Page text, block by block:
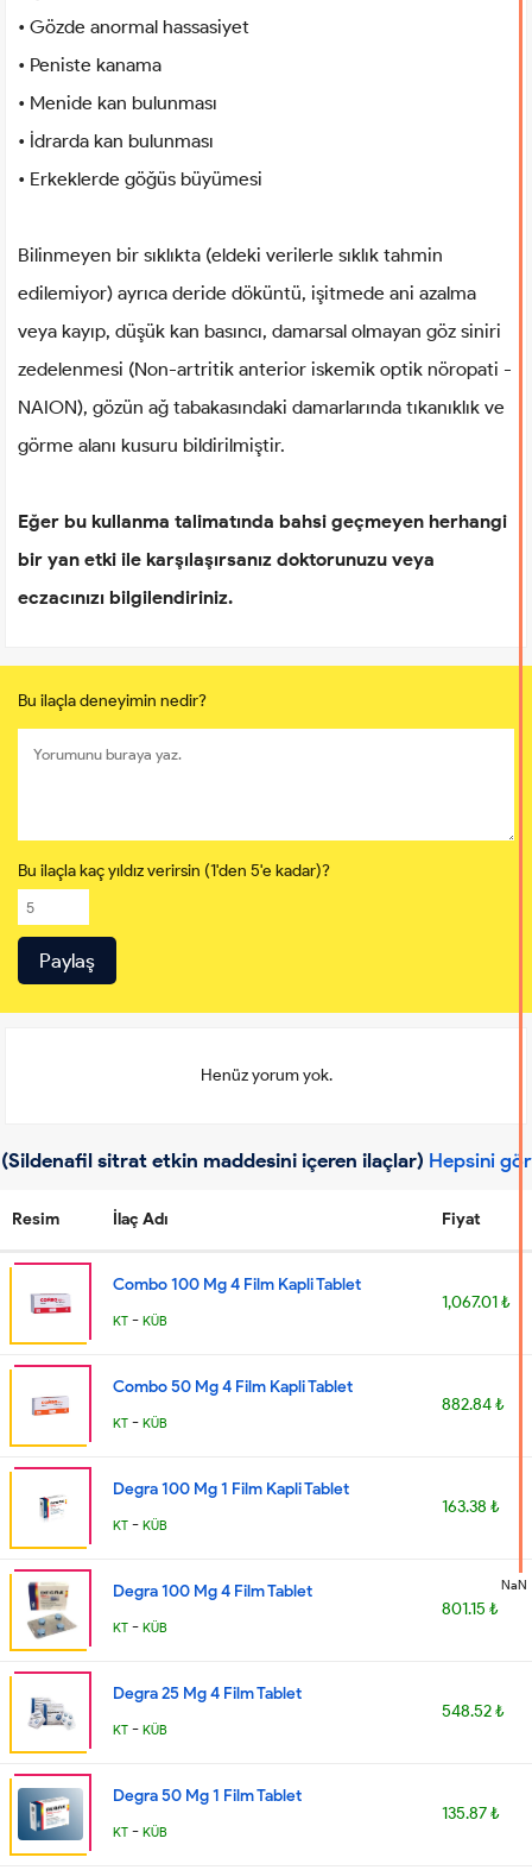
• Gözde anormal hassasiyet
• Peniste kanama
• Menide kan bulunması
• İdrarda kan bulunması
• Erkeklerde göğüs büyümesi
Bilinmeyen bir sıklıkta (eldeki verilerle sıklık tahmin
edilemiyor) ayrıca deride döküntü, işitmede ani azalma
veya kayıp, düşük kan basıncı, damarsal olmayan göz siniri
zedelenmesi (Non-artritik anterior iskemik optik nöropati -
NAION), gözün ağ tabakasındaki damarlarında tıkanıklık ve
görme alanı kusuru bildirilmiştir.
Eğer bu kullanma talimatında bahsi geçmeyen herhangi
bir yan etki ile karşılaşırsanız doktorunuzu veya
eczacınızı bilgilendiriniz.
Bu ilaçla deneyimin nedir?
Bu ilaçla kaç yıldız verirsin (1'den 5'e kadar)?
Henüz yorum yok.
(Sildenafil sitrat etkin maddesini içeren ilaçlar) Hepsini gör
Resim İlaç Adı Fiyat
Combo 100 Mg 4 Film Kapli Tablet
KT - KÜB
1,067.01 ₺
Combo 50 Mg 4 Film Kapli Tablet
KT - KÜB
882.84 ₺
Degra 100 Mg 1 Film Kapli Tablet
KT - KÜB
163.38 ₺
Degra 100 Mg 4 Film Tablet
KT - KÜB
801.15 ₺
Degra 25 Mg 4 Film Tablet
KT - KÜB
548.52 ₺
Degra 50 Mg 1 Film Tablet
KT - KÜB
135.87 ₺
NaN